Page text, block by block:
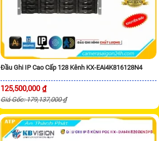
Đầu Ghi IP Cao Cấp 128 Kênh KX-EAi4K816128N4
125,500,000 ₫
Giá Gốc: 179,137,000 ₫